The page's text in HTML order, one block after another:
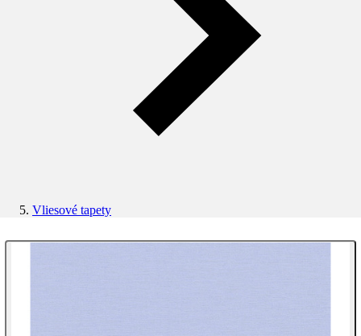
Vliesové tapety